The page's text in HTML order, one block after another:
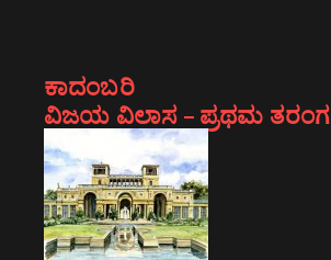
ಕಾದಂಬರಿ
ವಿಜಯ ವಿಲಾಸ – ಪ್ರಥಮ ತರಂಗ